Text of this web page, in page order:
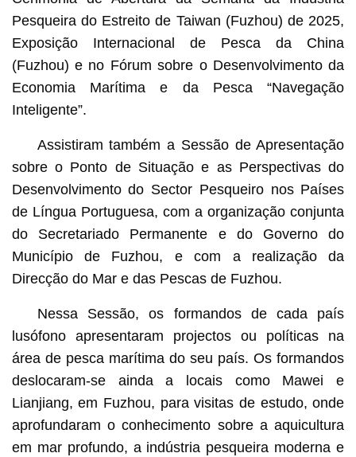
Pesqueira do Estreito de Taiwan (Fuzhou) de 2025,
Exposição Internacional de Pesca da China
(Fuzhou) e no Fórum sobre o Desenvolvimento da
Economia Marítima e da Pesca “Navegação
Inteligente”.
Assistiram também a Sessão de Apresentação
sobre o Ponto de Situação e as Perspectivas do
Desenvolvimento do Sector Pesqueiro nos Países
de Língua Portuguesa, com a organização conjunta
do Secretariado Permanente e do Governo do
Município de Fuzhou, e com a realização da
Direcção do Mar e das Pescas de Fuzhou.
Nessa Sessão, os formandos de cada país
lusófono apresentaram projectos ou políticas na
área de pesca marítima do seu país. Os formandos
deslocaram-se ainda a locais como Mawei e
Lianjiang, em Fuzhou, para visitas de estudo, onde
aprofundaram o conhecimento sobre a aquicultura
em mar profundo, a indústria pesqueira moderna e